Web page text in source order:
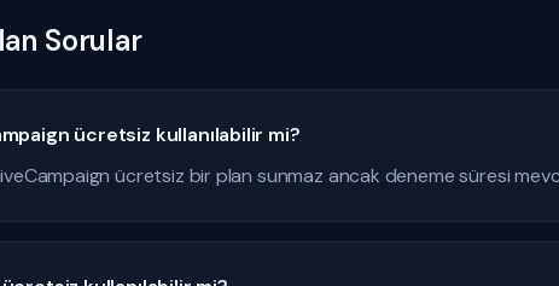
Sorular
ücretsiz kullanılabilir mi?
ücretsiz bir plan sunmaz ancak deneme süresi